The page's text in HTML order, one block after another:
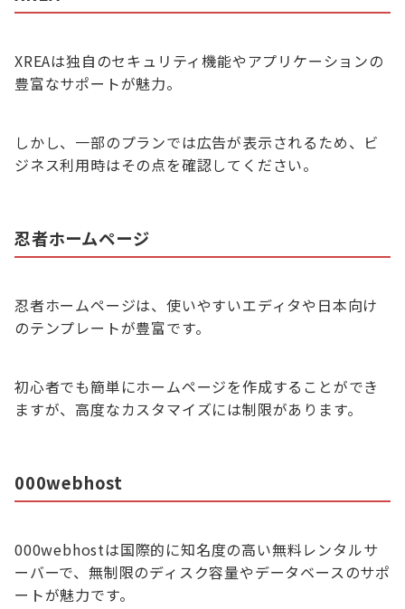
XREAは独自のセキュリティ機能やアプリケーションの
豊富なサポートが魅力。
しかし、一部のプランでは広告が表示されるため、ビ
ジネス利用時はその点を確認してください。
忍者ホームページ
忍者ホームページは、使いやすいエディタや日本向け
のテンプレートが豊富です。
初心者でも簡単にホームページを作成することができ
ますが、高度なカスタマイズには制限があります。
000webhost
000webhostは国際的に知名度の高い無料レンタルサ
ーバーで、無制限のディスク容量やデータベースのサポ
ートが魅力です。